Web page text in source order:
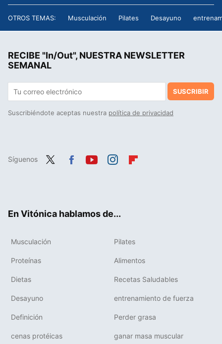
OTROS TEMAS: Musculación Pilates Desayuno
RECIBE "In/Out", NUESTRA NEWSLETTER
SEMANAL
SUSCRIBIR
Suscribiéndote aceptas nuestra política de privacidad
Síguenos
En Vitónica hablamos de...
Musculación Pilates
Proteínas Alimentos
Dietas Recetas Saludables
Desayuno entrenamiento de fuerza
Definición Perder grasa
cenas protéicas ganar masa muscular